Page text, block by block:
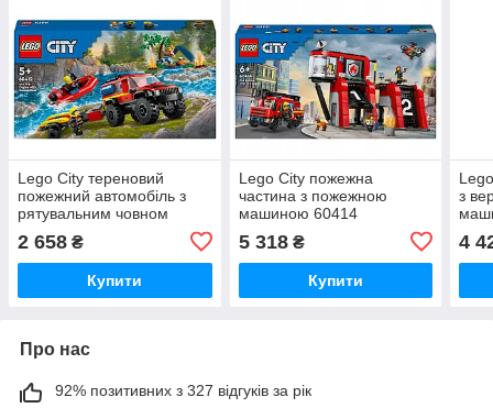
Lego City тереновий
пожежний автомобіль з
рятувальним човном
2 658 ₴
Купити
Lego City пожежна
частина з пожежною
машиною 60414
5 318₴
Купити
з
4
Про нас
92% позитивних з 327 відгуків за рік